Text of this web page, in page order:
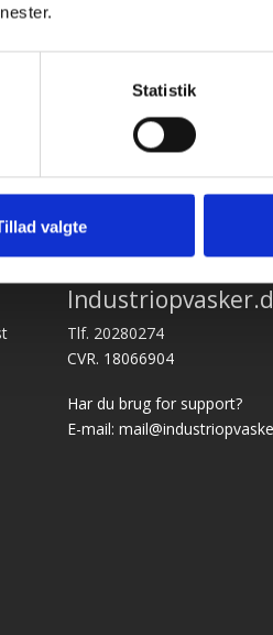
Statistik
valgte
Vurderet af Læse antik &
Tlf. 20280274
CVR. 18066904
Har du brug for support?
E-mail: